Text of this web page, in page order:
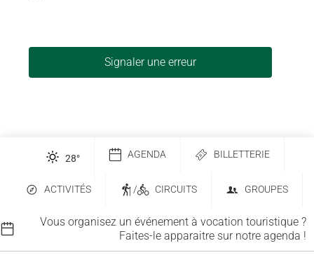
Signaler une erreur
28° AGENDA BILLETTERIE
ACTIVITÉS / CIRCUITS GROUPES
Vous organisez un événement à vocation touristique ?
Faites-le apparaitre sur notre agenda !